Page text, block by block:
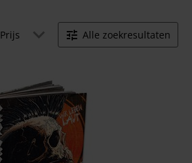
Prijs Alle zoekresultaten